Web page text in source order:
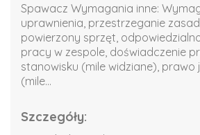
Spawacz Wymagania inne:
uprawnienia, przestrzeganie zasad
powierzony sprzęt,
pracy w zespole, doświadczenie
stanowisku (mile widziane), prawo
(mile...
Szczegóły: